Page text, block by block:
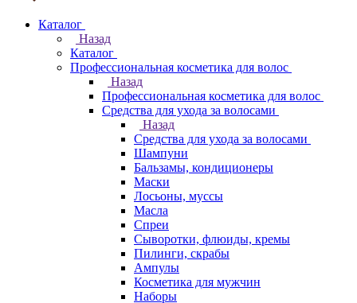
Каталог
Назад
Каталог
Профессиональная косметика для волос
Назад
Профессиональная косметика для волос
Средства для ухода за волосами
Назад
Средства для ухода за волосами
Шампуни
Бальзамы, кондиционеры
Маски
Лосьоны, муссы
Масла
Спреи
Сыворотки, флюиды, кремы
Пилинги, скрабы
Ампулы
Косметика для мужчин
Наборы